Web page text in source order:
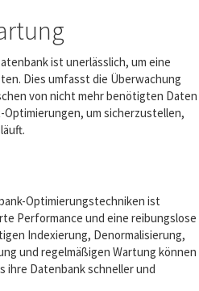
ist unerlässlich, um eine
Dies umfasst die Überwachung
von nicht mehr benötigten Daten
um sicherzustellen,
Optimierungstechniken ist
Performance und eine reibungslose
Indexierung, Denormalisierung,
und regelmäßigen Wartung können
ihre Datenbank schneller und